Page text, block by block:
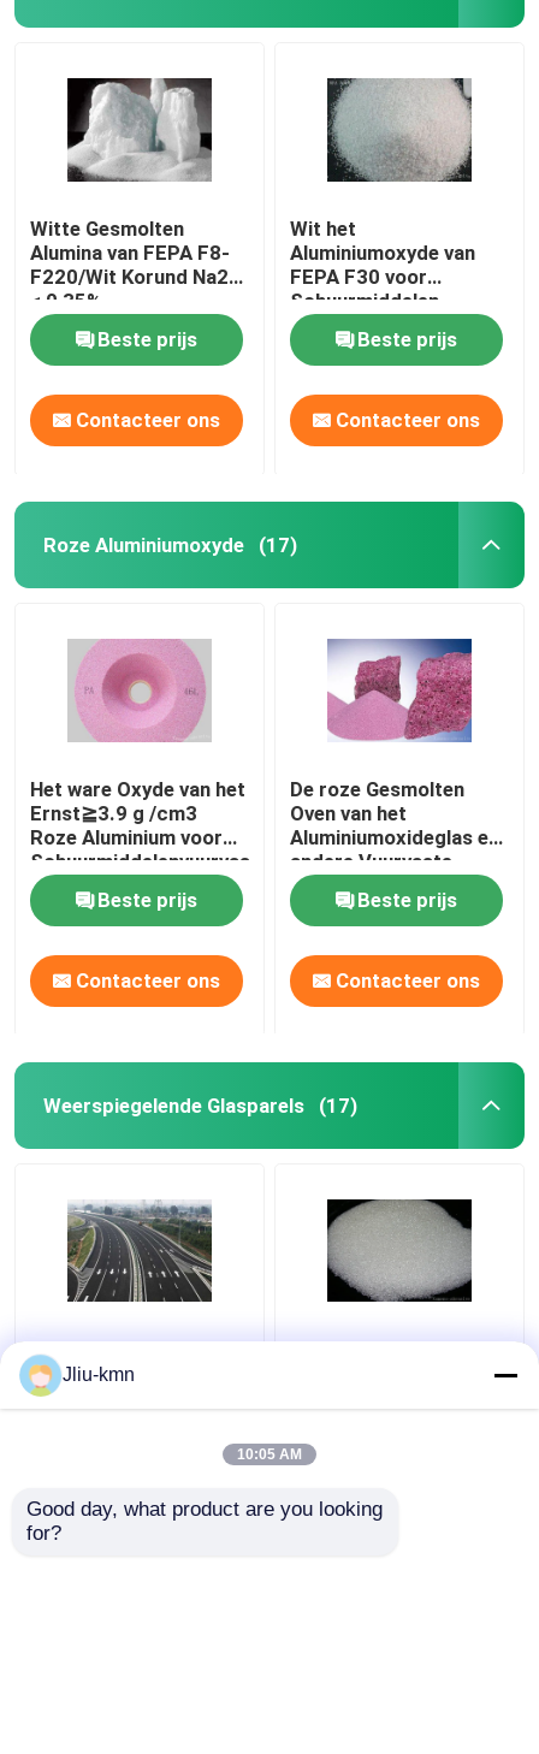
Witte Gesmolten
Alumina van FEPA F8-
F220/Wit Korund Na2O
< 0,35%
Beste prijs
Contacteer ons
Wit het
Aluminiumoxyde van
FEPA F30 voor
Schuurmiddelen
Malende Wielen In
entrepotBeste prijs
Contacteer ons
Roze Aluminiumoxyde (17)
Het ware Oxyde van het
Ernst≧3.9 g /cm3
Roze Aluminium voor
Schuurmiddelenvuurvast
materiaal In entrepot
Beste prijs
Contacteer ons
De roze Gesmolten
Oven van het
Aluminiumoxideglas en
andere Vuurvaste
Materialen
Beste prijs
Contacteer ons
Weerspiegelende Glasparels (17)
De Parelshalfgeleider
van het weg
Weerspiegelende Glas
Van het Glasparels
Weerspiegelende
Basismateriaal
Jliu-kmn
10:05 AM
Good day, what product are you looking
for?